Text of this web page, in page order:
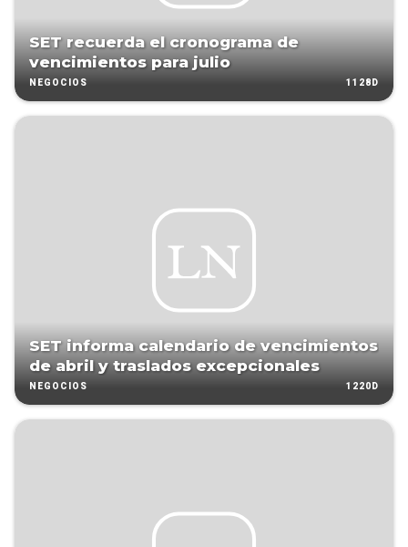
SET recuerda el cronograma de
vencimientos para julio
NEGOCIOS 1128D
SET informa calendario de vencimientos
de abril y traslados excepcionales
NEGOCIOS 1220D